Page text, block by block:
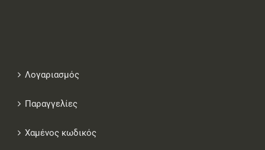
Λογαριασμός
Παραγγελίες
Χαμένος κωδικός